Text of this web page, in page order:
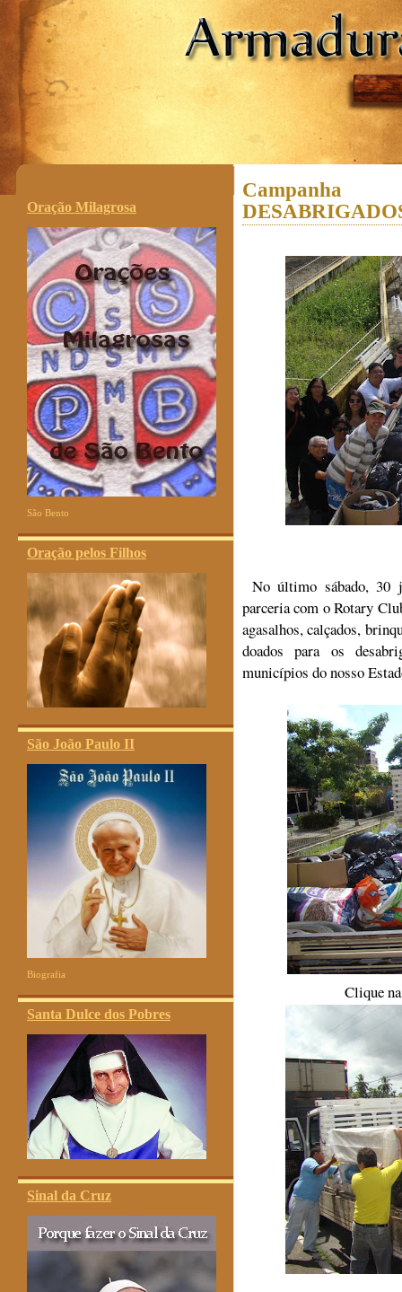
.
Oração Milagrosa
São Bento
Oração pelos Filhos
São João Paulo II
Biografia
Santa Dulce dos Pobres
Sinal da Cruz
No último sábado, 30
parceria com o Rotary
agasalhos, calçados,
doados para os
municípios do nosso
Clique